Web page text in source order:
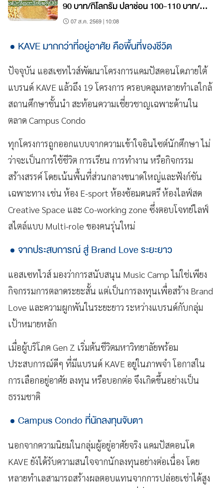
90 บาท/กิโลกรัม ปลาช่อน 100-110 บาท/
กิโลกรัม
07 ส.ค. 2569 | 10:08
KAVE มากกว่าที่อยู่อาศัย คือพื้นที่ของชีวิต
ปัจจุบัน แอสเซทไวส์พัฒนาโครงการแคมปัสคอนโดภายใต้
แบรนด์ KAVE แล้วถึง 19 โครงการ ครอบคลุมหลายทำเลใกล้
สถานศึกษาชั้นนำ สะท้อนความเชี่ยวชาญเฉพาะด้านใน
ตลาด Campus Condo
ทุกโครงการถูกออกแบบจากความเข้าใจอินไซต์นักศึกษา ไม่
ว่าจะเป็นการใช้ชีวิต การเรียน การทำงาน หรือกิจกรรม
สร้างสรรค์ โดยเน้นพื้นที่ส่วนกลางขนาดใหญ่และฟังก์ชัน
เฉพาะทาง เช่น ห้อง E-sport ห้องซ้อมดนตรี ห้องไลฟ์สด
Creative Space และ Co-working zone ซึ่งตอบโจทย์ไลฟ์
สไตล์แบบ Multi-role ของคนรุ่นใหม่
จากประสบการณ์ สู่ Brand Love ระยะยาว
แอสเซทไวส์ มองว่าการสนับสนุน Music Camp ไม่ใช่เพียง
กิจกรรมการตลาดระยะสั้น แต่เป็นการลงทุนเพื่อสร้าง Brand
Love และความผูกพันในระยะยาว ระหว่างแบรนด์กับกลุ่ม
เป้าหมายหลัก
เมื่อผู้บริโภค Gen Z เริ่มต้นชีวิตมหาวิทยาลัยพร้อม
ประสบการณ์ดีๆ ที่มีแบรนด์ KAVE อยู่ในภาพจำ โอกาสใน
การเลือกอยู่อาศัย ลงทุน หรือบอกต่อ จึงเกิดขึ้นอย่างเป็น
ธรรมชาติ
Campus Condo ที่นักลงทุนจับตา
นอกจากความนิยมในกลุ่มผู้อยู่อาศัยจริง แคมปัสคอนโด
KAVE ยังได้รับความสนใจจากนักลงทุนอย่างต่อเนื่อง โดย
หลายทำเลสามารถสร้างผลตอบแทนจากการปล่อยเช่าได้สูง